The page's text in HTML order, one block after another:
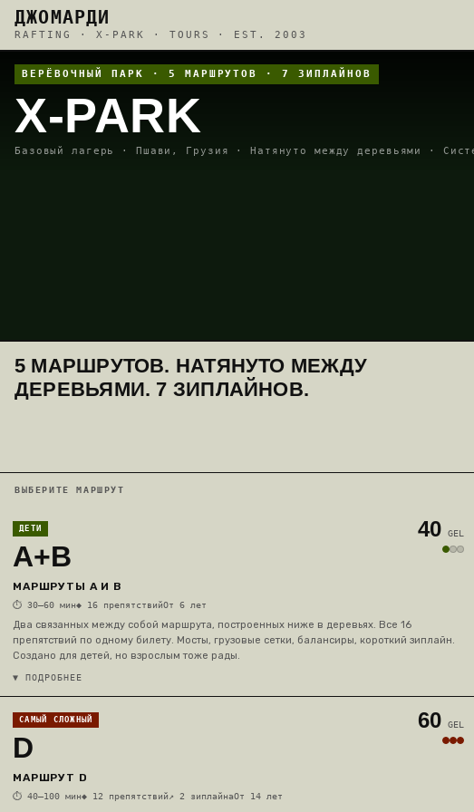
ДЖОМАРДИ
RAFTING · X-PARK · TOURS · EST. 2003
ВЕРЁВОЧНЫЙ ПАРК · 5 МАРШРУТОВ · 7 ЗИПЛАЙНОВ
X-PARK
Базовый лагерь · Пшави, Грузия · Натянуто между деревьями ·
5 МАРШРУТОВ. НАТЯНУТО МЕЖДУ
ДЕРЕВЬЯМИ. 7 ЗИПЛАЙНОВ.
ВЫБЕРИТЕ МАРШРУТ
ДЕТИ
A+B
40 GEL
МАРШРУТЫ A И B
⏱ 30–60 мин◆ 16 препятствийОт 6 лет
Два связанных между собой маршрута, построенных ниже в деревьях. Все 16
препятствий по одному билету. Мосты, грузовые сетки, балансиры, короткий зиплайн.
Создано для детей, но взрослым тоже рады.
▼ ПОДРОБНЕЕ
САМЫЙ СЛОЖНЫЙ
D
60 GEL
МАРШРУТ D
⏱ 40–100 мин◆ 12 препятствий↗ 2 зиплайнаОт 14 лет